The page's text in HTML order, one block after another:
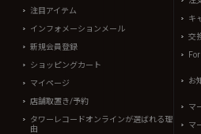
注目アイテム
インフォメーションメール
新規会員登録
ショッピングカート
マイページ
店舗取置き/予約
タワーレコードオンラインが選ばれる理
由
キ
交
お
マ
マ